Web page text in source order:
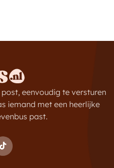
eenvoudig te versturen
iemand met een heerlijke
past.